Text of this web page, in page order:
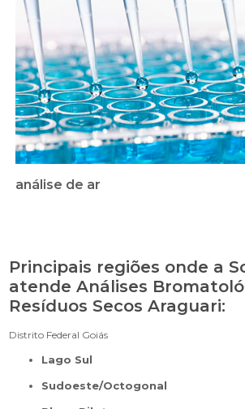
análise de ar
Principais regiões onde a
atende Análises
Resíduos Secos Araguari:
Distrito Federal Goiás
Lago Sul
Sudoeste/Octogonal